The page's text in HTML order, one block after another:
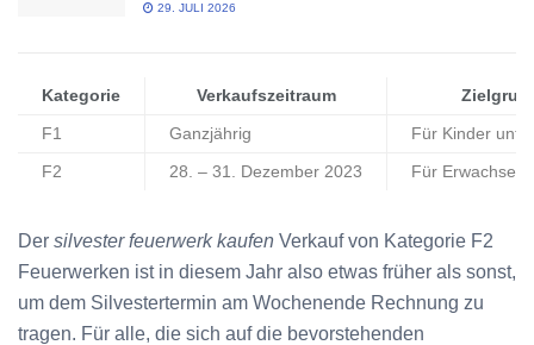
29. JULI 2026
Kategorie Verkaufszeitraum
F1 Ganzjährig Für Kinder
F2 28. – 31. Dezember 2023 Für Erwachsene
Der silvester feuerwerk kaufen Verkauf von Kategorie F2
Feuerwerken ist in diesem Jahr also etwas früher als sonst,
um dem Silvestertermin am Wochenende Rechnung zu
tragen. Für alle, die sich auf die bevorstehenden